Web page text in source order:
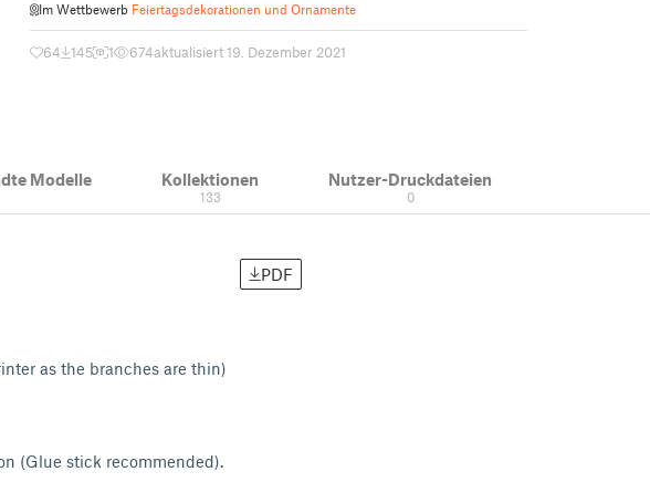
Im Wettbewerb Feiertagsdekorationen und Ornamente
64 145 1 674aktualisiert 19. Dezember 2021
Modelle Kollektionen
133
Nutzer-Druckdateien
0
PDF
as the branches are thin)
(Glue stick recommended).